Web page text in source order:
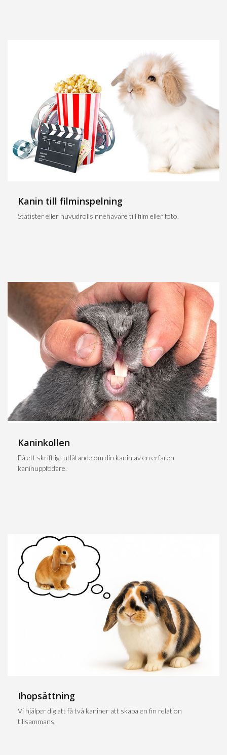
Kanin till filminspelning
Statister eller huvudrollsinnehavare till film eller foto.
Kaninkollen
Få ett skriftligt utlåtande om din kanin av en erfaren
kaninuppfödare.
Ihopsättning
Vi hjälper dig att få två kaniner att skapa en fin relation
tillsammans.